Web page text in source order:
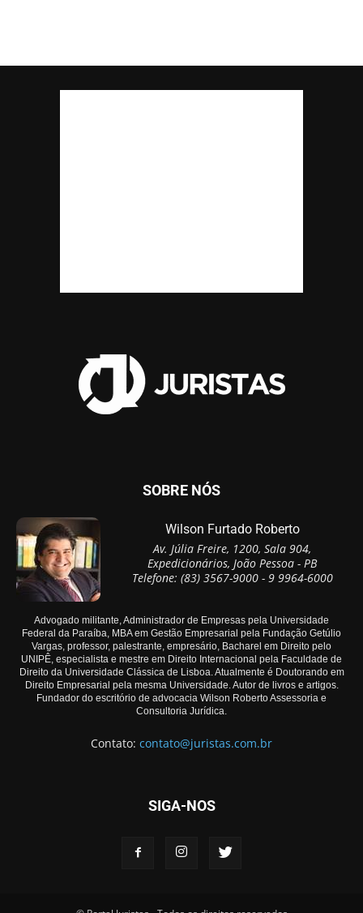
SOBRE NÓS
Wilson Furtado Roberto
Av. Júlia Freire, 1200, Sala 904,
Expedicionários, João Pessoa - PB
Telefone: (83) 3567-9000 - 9 9964-6000
Advogado militante, Administrador de Empresas pela Universidade
Federal da Paraíba, MBA em Gestão Empresarial pela Fundação Getúlio
Vargas, professor, palestrante, empresário, Bacharel em Direito pelo
UNIPÊ, especialista e mestre em Direito Internacional pela Faculdade de
Direito da Universidade Clássica de Lisboa. Atualmente é Doutorando em
Direito Empresarial pela mesma Universidade. Autor de livros e artigos.
Fundador do escritório de advocacia Wilson Roberto Assessoria e
Consultoria Jurídica.
Contato: contato@juristas.com.br
SIGA-NOS